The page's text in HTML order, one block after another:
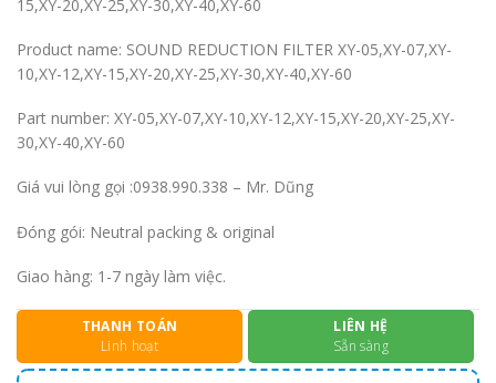
15,XY-20,XY-25,XY-30,XY-40,XY-60
Product name: SOUND REDUCTION FILTER XY-05,XY-07,XY-
10,XY-12,XY-15,XY-20,XY-25,XY-30,XY-40,XY-60
Part number: XY-05,XY-07,XY-10,XY-12,XY-15,XY-20,XY-25,XY-
30,XY-40,XY-60
Giá vui lòng gọi :0938.990.338 – Mr. Dũng
Đóng gói: Neutral packing & original
Giao hàng: 1-7 ngày làm việc.
THANH TOÁN
Linh hoạt
LIÊN HỆ
Sẵn sàng